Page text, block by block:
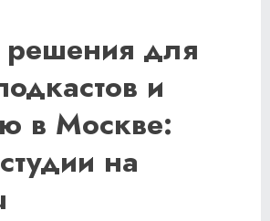
для
и
в Москве:
на